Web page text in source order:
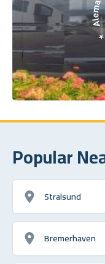
Popular
Stralsund
Bremerhaven